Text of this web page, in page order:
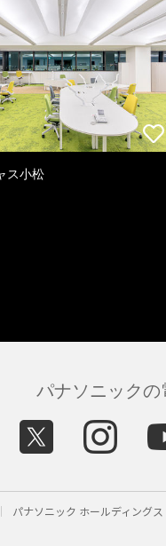
ス小松
パナソニックの
パナソニック ホールディングス